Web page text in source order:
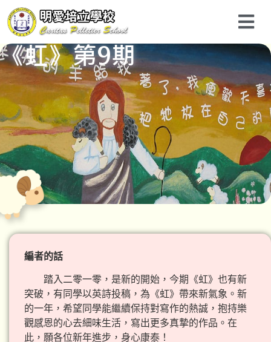
《虹》第9期
編者的話
踏入二零一零，是新的開始，今期《虹》也有新
突破，有同學以英詩投稿，為《虹》帶來新氣象。新
的一年，希望同學能繼續保持對寫作的熱誠，抱持樂
觀感恩的心去細味生活，寫出更多真摯的作品。在
此，願各位新年進步，身心康泰！